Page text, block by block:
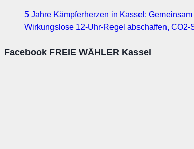
5 Jahre Kämpferherzen in Kassel:
Wirkungslose 12-Uhr-Regel abschaffen, CO2-
Facebook FREIE WÄHLER Kassel